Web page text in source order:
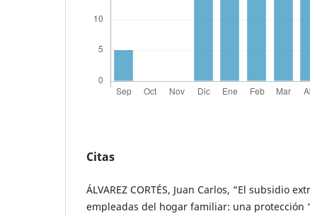
Citas
ÁLVAREZ CORTÉS, Juan Carlos, “El subsidio
empleadas del hogar familiar: una protección